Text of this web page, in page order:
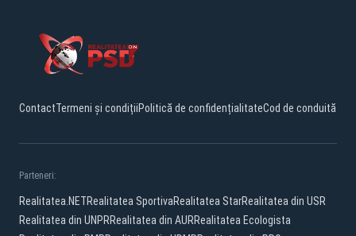
ContactTermeni și condițiiPolitică de confidențialitateCod de conduită
Parteneri:
Realitatea.NETRealitatea SportivaRealitatea StarRealitatea din USR
Realitatea din UNPRRealitatea din AURRealitatea Ecologista